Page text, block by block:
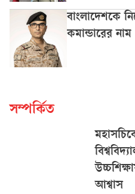
বাংলাদেশকে
কমান্ডারের
সম্পর্কিত
আশ্বাস